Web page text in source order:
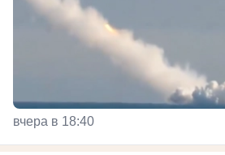
вчера в 18:40